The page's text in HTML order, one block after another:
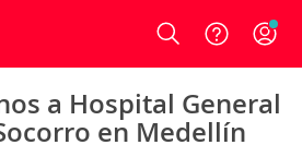
Login
a Hospital General
en Medellín